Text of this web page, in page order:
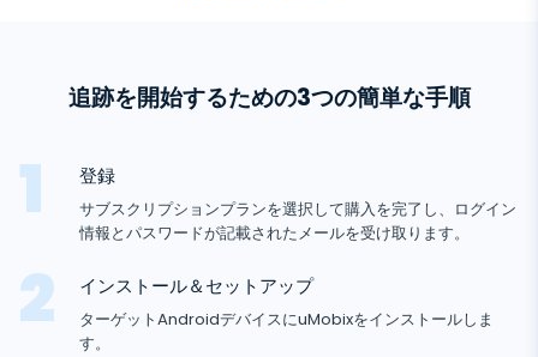
Android
ト
コールログ
テキストメッセージ
キーロガー
メッセージングアプリ
WhatsApp
Facebookメッセンジャー
Zoom
ソーシャルメディア
ソーシャルメディア
Facebook
Instagram
写真とビデオのトラッカー
インターネット
追跡を開始するための3つの簡単な手順
登録
サブスクリプションプランを選択して購入を完了し、ログイン
情報とパスワードが記載されたメールを受け取ります。
インストール＆セットアップ
ターゲットAndroidデバイスにuMobixをインストールしま
す。